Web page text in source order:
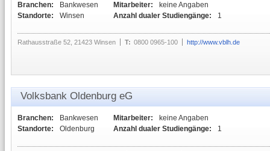
Branchen:
Bankwesen
Standorte:
Winsen
Mitarbeiter:
keine Angaben
Anzahl dualer Studiengänge:
1
Rathausstraße 52, 21423 Winsen T: 0800 0965-100 http://www.vblh.de
Volksbank Oldenburg eG
Branchen:
Bankwesen
Standorte:
Oldenburg
Mitarbeiter:
keine Angaben
Anzahl dualer Studiengänge:
1